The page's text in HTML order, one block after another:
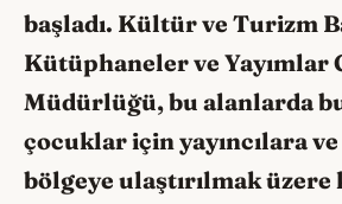
başladı. Kültür ve Turizm
Kütüphaneler ve Yayımlar
Müdürlüğü, bu alanlarda
çocuklar için yayıncılara
bölgeye ulaştırılmak üzere